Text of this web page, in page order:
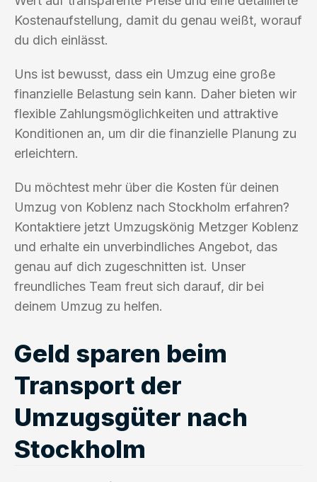
Kostenaufstellung, damit du genau weißt, worauf
du dich einlässt.
Uns ist bewusst, dass ein Umzug eine große
finanzielle Belastung sein kann. Daher bieten wir
flexible Zahlungsmöglichkeiten und attraktive
Konditionen an, um dir die finanzielle Planung zu
erleichtern.
Du möchtest mehr über die Kosten für deinen
Umzug von Koblenz nach Stockholm erfahren?
Kontaktiere jetzt Umzugskönig Metzger Koblenz
und erhalte ein unverbindliches Angebot, das
genau auf dich zugeschnitten ist. Unser
freundliches Team freut sich darauf, dir bei
deinem Umzug zu helfen.
Geld sparen beim
Transport der
Umzugsgüter nach
Stockholm